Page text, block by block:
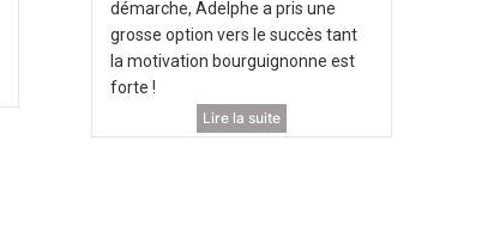
démarche, Adelphe a pris une
grosse option vers le succès tant
la motivation bourguignonne est
forte !
Lire la suite